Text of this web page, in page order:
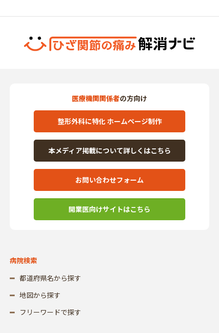
医療機関関係者の方向け
整形外科に特化 ホームページ制作
本メディア掲載について詳しくはこちら
お問い合わせフォーム
開業医向けサイトはこちら
病院検索
都道府県名から探す
地図から探す
フリーワードで探す